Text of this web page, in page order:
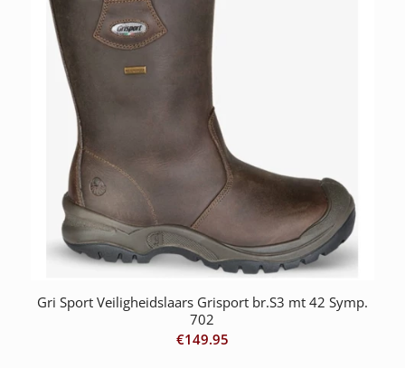
Gri Sport Veiligheidslaars Grisport br.S3 mt 42 Symp.
702
€149.95